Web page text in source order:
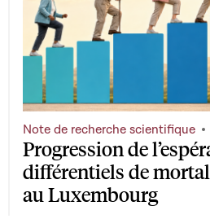
Progression de
différentiels de
au Luxembourg
Note de recherche scientifique